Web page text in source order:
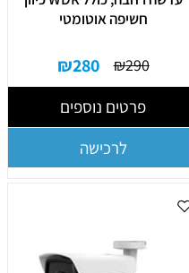
חשיפה אוטומטי
₪290
₪280
פרטים נוספים
לרכישה